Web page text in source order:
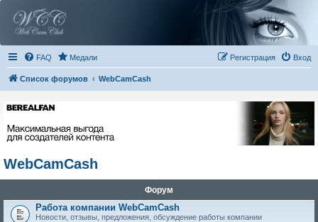
FAQ Медали Вход
Регистрация
Список форумов WebCamCash
WebCamCash
Форум
Работа компании WebCamCash
Новости, отзывы, предложения, обсуждение работы компании